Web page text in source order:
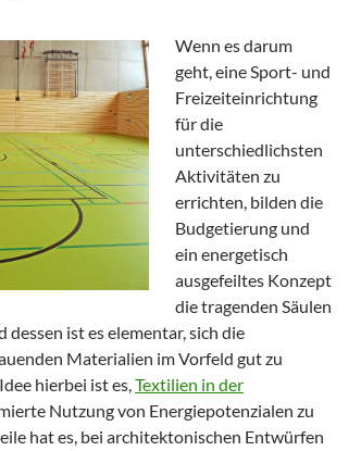
Wenn es darum
geht, eine Sport- und
Freizeiteinrichtung
für die
unterschiedlichsten
Aktivitäten zu
errichten, bilden die
Budgetierung und
ein energetisch
ausgefeiltes Konzept
die tragenden Säulen
ist es elementar, sich die
Materialien im Vorfeld gut zu
hierbei ist es,Textilien in der
Nutzung von Energiepotenzialen zu
hat es, bei architektonischen Entwürfen